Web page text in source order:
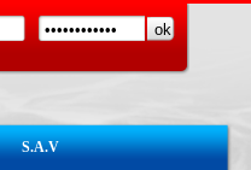
S.A.V